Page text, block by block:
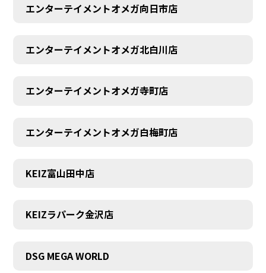
エンターテイメントオメガ向日市店
エンターテイメントオメガ北白川店
エンターテイメントオメガ寺町店
エンターテイメントオメガ白梅町店
KEIZ富山田中店
KEIZラパーク金沢店
DSG MEGA WORLD